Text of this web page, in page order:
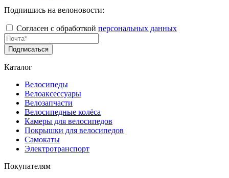
Подпишись на велоновости:
Согласен с обработкой персональных данных
Подписаться
Каталог
Велосипеды
Велоаксессуары
Велозапчасти
Велосипедные колёса
Камеры для велосипедов
Покрышки для велосипедов
Самокаты
Электротранспорт
Покупателям